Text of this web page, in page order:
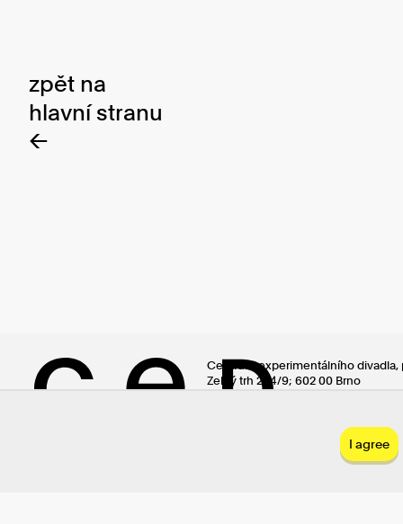
zpět na
hlavní stranu
←
Centrum experimentálního divadla,
Zelný trh 294/9; 602 00 Brno
I agree